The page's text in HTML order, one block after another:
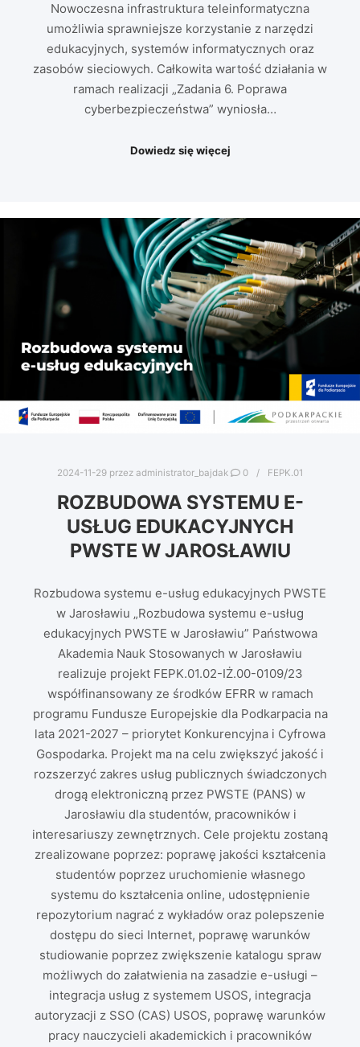
Nowoczesna infrastruktura teleinformatyczna
umożliwia sprawniejsze korzystanie z narzędzi
edukacyjnych, systemów informatycznych oraz
zasobów sieciowych. Całkowita wartość działania w
ramach realizacji „Zadania 6. Poprawa
cyberbezpieczeństwa” wyniosła…
Dowiedz się więcej
2024-11-29 przez administrator_bajdak 0 FEPK.01
ROZBUDOWA SYSTEMU E-
USŁUG EDUKACYJNYCH
PWSTE W JAROSŁAWIU
Rozbudowa systemu e-usług edukacyjnych PWSTE
w Jarosławiu „Rozbudowa systemu e-usług
edukacyjnych PWSTE w Jarosławiu” Państwowa
Akademia Nauk Stosowanych w Jarosławiu
realizuje projekt FEPK.01.02-IŻ.00-0109/23
współfinansowany ze środków EFRR w ramach
programu Fundusze Europejskie dla Podkarpacia na
lata 2021-2027 – priorytet Konkurencyjna i Cyfrowa
Gospodarka. Projekt ma na celu zwiększyć jakość i
rozszerzyć zakres usług publicznych świadczonych
drogą elektroniczną przez PWSTE (PANS) w
Jarosławiu dla studentów, pracowników i
interesariuszy zewnętrznych. Cele projektu zostaną
zrealizowane poprzez: poprawę jakości kształcenia
studentów poprzez uruchomienie własnego
systemu do kształcenia online, udostępnienie
repozytorium nagrać z wykładów oraz polepszenie
dostępu do sieci Internet, poprawę warunków
studiowanie poprzez zwiększenie katalogu spraw
możliwych do załatwienia na zasadzie e-usługi –
integracja usług z systemem USOS, integracja
autoryzacji z SSO (CAS) USOS, poprawę warunków
pracy nauczycieli akademickich i pracowników